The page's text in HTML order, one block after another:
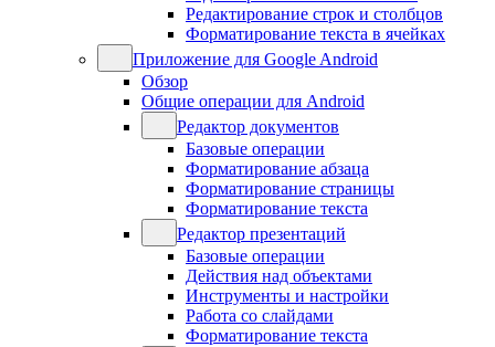
Редактирование строк и столбцов
Форматирование текста в ячейках
Приложение для Google Android
Обзор
Общие операции для Android
Редактор документов
Базовые операции
Форматирование абзаца
Форматирование страницы
Форматирование текста
Редактор презентаций
Базовые операции
Действия над объектами
Инструменты и настройки
Работа со слайдами
Форматирование текста